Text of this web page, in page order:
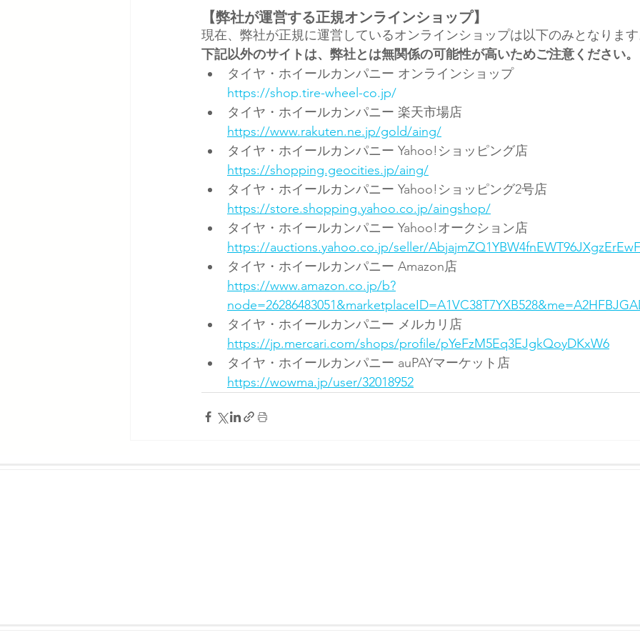
【弊社が運営する正規オンラインショップ】
現在、弊社が正規に運営しているオンラインショップは以下のみとなります
下記以外のサイトは、弊社とは無関係の可能性が高いためご注意ください。
タイヤ・ホイールカンパニー オンラインショップ
https://shop.tire-wheel-co.jp/
タイヤ・ホイールカンパニー 楽天市場店
https://www.rakuten.ne.jp/gold/aing/
タイヤ・ホイールカンパニー Yahoo!ショッピング店
https://shopping.geocities.jp/aing/
タイヤ・ホイールカンパニー Yahoo!ショッピング2号店
https://store.shopping.yahoo.co.jp/aingshop/
タイヤ・ホイールカンパニー Yahoo!オークション店
https://auctions.yahoo.co.jp/seller/AbjajmZQ1YBW4fnEWT96JXgzErEwF
タイヤ・ホイールカンパニー Amazon店
https://www.amazon.co.jp/b?
タイヤ・ホイールカンパニー メルカリ店
https://jp.mercari.com/shops/profile/pYeFzM5Eq3EJgkQoyDKxW6
タイヤ・ホイールカンパニー auPAYマーケット店
https://wowma.jp/user/32018952